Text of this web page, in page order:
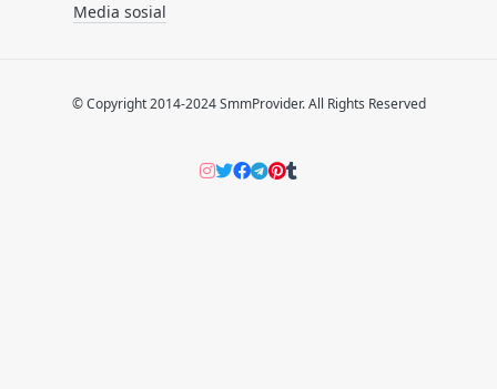
Media sosial
© Copyright 2014-2024 SmmProvider. All Rights Reserved
Instagram
Twitter
Facebook
Telegram
Pinterers
Tumblr